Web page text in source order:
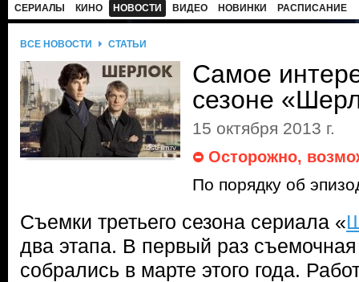
СЕРИАЛЫ КИНО НОВОСТИ ВИДЕО НОВИНКИ РАСПИСАНИЕ
ВСЕ НОВОСТИ СТАТЬИ
Самое
сезоне
15 октября 2013 г.
Осторожно,
По порядку об
Съемки третьего сезона сериала «
два этапа. В первый раз
собрались в марте этого года.